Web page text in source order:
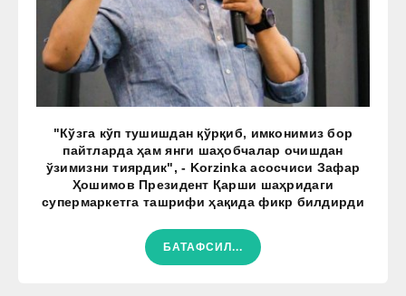
"Кўзга кўп тушишдан қўрқиб, имконимиз бор
пайтларда ҳам янги шаҳобчалар очишдан
ўзимизни тиярдик", - Korzinka асосчиси Зафар
Ҳошимов Президент Қарши шаҳридаги
супермаркетга ташрифи ҳақида фикр билдирди
БАТАФСИЛ...